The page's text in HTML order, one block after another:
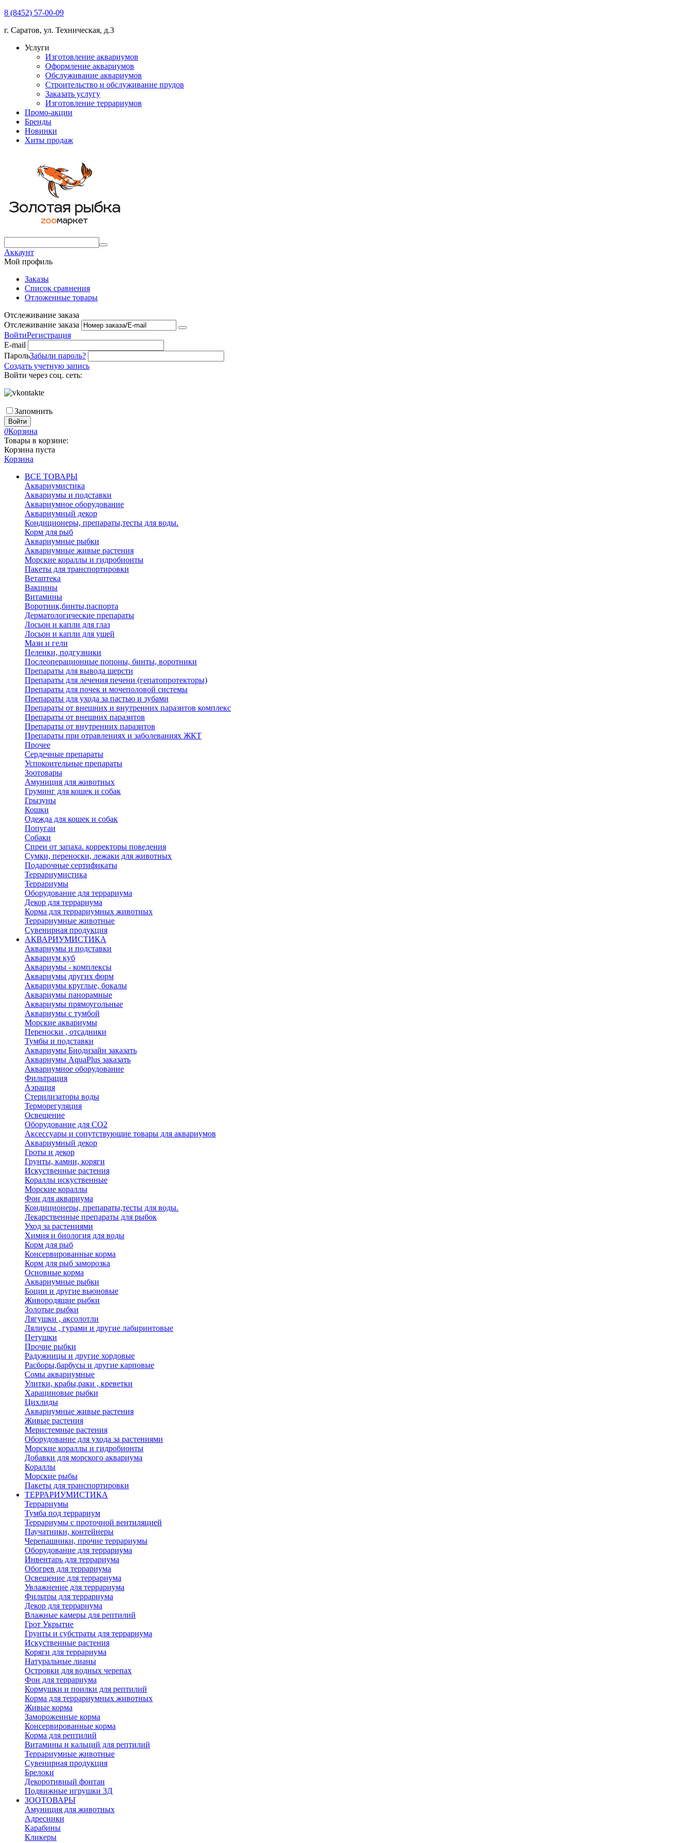
8 (8452) 57-00-09
г. Саратов, ул. Техническая, д.3
Услуги
Изготовление аквариумов
Оформление аквариумов
Обслуживание аквариумов
Строительство и обслуживание прудов
Заказать услугу
Изготовление террариумов
Промо-акции
Бренды
Новинки
Хиты продаж
Аккаунт
Мой профиль
Заказы
Список сравнения
Отложенные товары
Отслеживание заказа
Отслеживание заказа
ВойтиРегистрация
E-mail
ПарольЗабыли пароль?
Создать учетную запись
Войти через соц. сеть:
Запомнить
Войти
0Корзина
Товары в корзине:
Корзина пуста
Корзина
ВСЕ ТОВАРЫ
Аквариумистика
Аквариумы и подставки
Аквариумное оборудование
Аквариумный декор
Кондиционеры, препараты,тесты для воды.
Корм для рыб
Аквариумные рыбки
Аквариумные живые растения
Морские кораллы и гидробионты
Пакеты для транспортировки
Ветаптека
Вакцины
Витамины
Воротник,бинты,паспорта
Дерматологические препараты
Лосьон и капли для глаз
Лосьон и капли для ушей
Мази и гели
Пеленки, подгузники
Послеоперационные попоны, бинты, воротники
Препараты для вывода шерсти
Препараты для лечения печени (гепатопротекторы)
Препараты для почек и мочеполовой системы
Препараты для ухода за пастью и зубами
Препараты от внешних и внутренних паразитов комплекс
Препараты от внешних паразитов
Препараты от внутренних паразитов
Препараты при отравлениях и заболеваниях ЖКТ
Прочее
Сердечные препараты
Успокоительные препараты
Зоотовары
Амуниция для животных
Груминг для кошек и собак
Грызуны
Кошки
Одежда для кошек и собак
Попугаи
Собаки
Спреи от запаха. корректоры поведения
Сумки, переноски, лежаки для животных
Подарочные сертификаты
Террариумистика
Террариумы
Оборудование для террариума
Декор для террариума
Корма для террариумных животных
Террариумные животные
Сувенирная продукция
АКВАРИУМИСТИКА
Аквариумы и подставки
Аквариум куб
Аквариумы - комплексы
Аквариумы других форм
Аквариумы круглые, бокалы
Аквариумы панорамные
Аквариумы прямоугольные
Аквариумы с тумбой
Морские аквариумы
Переноски , отсадники
Тумбы и подставки
Аквариумы Биодизайн заказать
Аквариумы AquaPlus заказать
Аквариумное оборудование
Фильтрация
Аэрация
Стерилизаторы воды
Терморегуляция
Освещение
Оборудование для CO2
Аксессуары и сопутствующие товары для аквариумов
Аквариумный декор
Гроты и декор
Грунты, камни, коряги
Искуственные растения
Кораллы искуственные
Морские кораллы
Фон для аквариума
Кондиционеры, препараты,тесты для воды.
Лекарственные препараты для рыбок
Уход за растениями
Химия и биология для воды
Корм для рыб
Консервированные корма
Корм для рыб заморозка
Основные корма
Аквариумные рыбки
Боции и другие вьюновые
Живородящие рыбки
Золотые рыбки
Лягушки , аксолотли
Лялиусы , гурами и другие лабиринтовые
Петушки
Прочие рыбки
Радужницы и другие хордовые
Расборы,барбусы и другие карповые
Сомы аквариумные
Улитки, крабы,раки , креветки
Харациновые рыбки
Цихлиды
Аквариумные живые растения
Живые растения
Меристемные растения
Оборудование для ухода за растениями
Морские кораллы и гидробионты
Добавки для морского аквариума
Кораллы
Морские рыбы
Пакеты для транспортировки
ТЕРРАРИУМИСТИКА
Террариумы
Тумба под террариум
Террариумы с проточной вентиляцией
Паучатники, контейнеры
Черепашники, прочие террариумы
Оборудование для террариума
Инвентарь для террариума
Обогрев для террариума
Освещение для террариума
Увлажнение для террариума
Фильтры для террариума
Декор для террариума
Влажные камеры для рептилий
Грот Укрытие
Грунты и субстраты для террариума
Искуственные растения
Коряги для террариума
Натуральные лианы
Островки для водных черепах
Фон для террариума
Кормушки и поилки для рептилий
Корма для террариумных животных
Живые корма
Замороженные корма
Консервированные корма
Корма для рептилий
Витамины и кальций для рептилий
Террариумные животные
Сувенирная продукция
Брелоки
Декоротивный фонтан
Подвижные игрушки 3Д
ЗООТОВАРЫ
Амуниция для животных
Адресники
Карабины
Кликеры